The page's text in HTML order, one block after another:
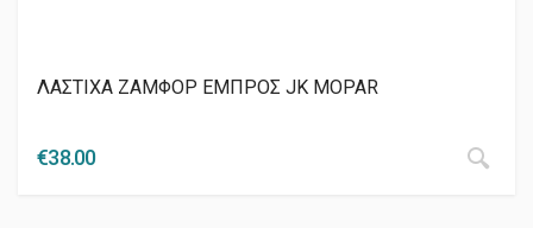
ΛΑΣΤΙΧΑ ΖΑΜΦΟΡ ΕΜΠΡΟΣ JΚ MOPAR
€38.00